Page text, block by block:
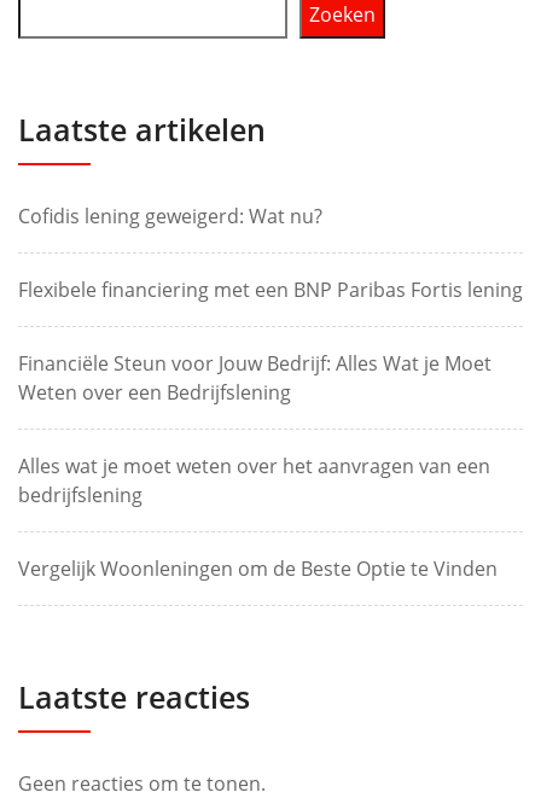
Zoeken
Laatste artikelen
Cofidis lening geweigerd: Wat nu?
Flexibele financiering met een BNP Paribas Fortis lening
Financiële Steun voor Jouw Bedrijf: Alles Wat je Moet
Weten over een Bedrijfslening
Alles wat je moet weten over het aanvragen van een
bedrijfslening
Vergelijk Woonleningen om de Beste Optie te Vinden
Laatste reacties
Geen reacties om te tonen.